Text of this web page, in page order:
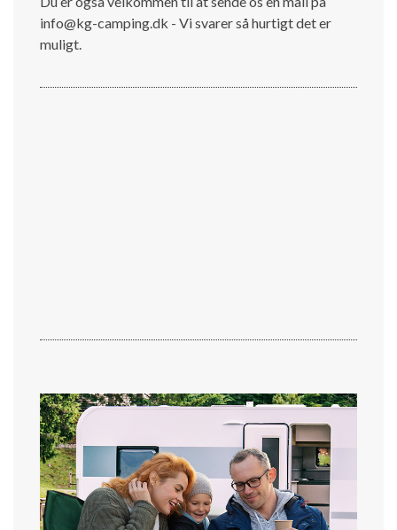
info@kg-camping.dk - Vi svarer så hurtigt det er
muligt.